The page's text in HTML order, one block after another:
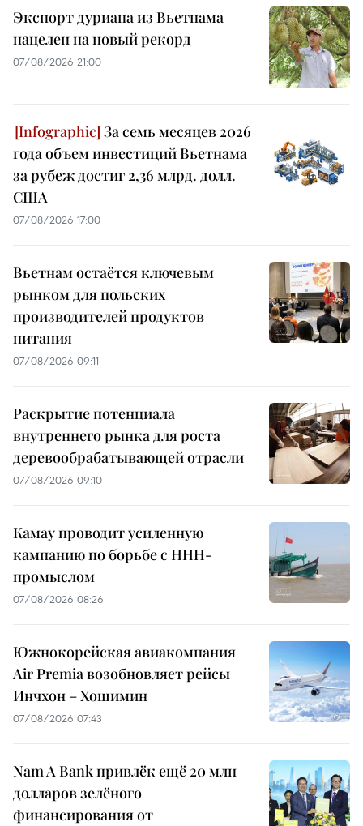
Экспорт дуриана из Вьетнама
нацелен на новый рекорд
07/08/2026 21:00
За семь месяцев 2026
года объем инвестиций Вьетнама
за рубеж достиг 2,36 млрд. долл.
США
07/08/2026 17:00
Вьетнам остаётся ключевым
рынком для польских
производителей продуктов
питания
07/08/2026 09:11
Раскрытие потенциала
внутреннего рынка для роста
деревообрабатывающей отрасли
07/08/2026 09:10
Камау проводит усиленную
кампанию по борьбе с ННН-
промыслом
07/08/2026 08:26
Южнокорейская авиакомпания
Air Premia возобновляет рейсы
Инчхон – Хошимин
07/08/2026 07:43
Nam A Bank привлёк ещё 20 млн
долларов зелёного
финансирования от